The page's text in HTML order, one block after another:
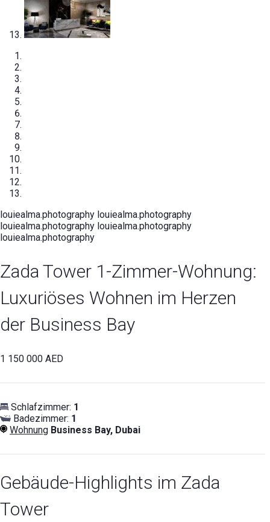
louiealma.photography louiealma.photography
louiealma.photography louiealma.photography
louiealma.photography
Zada Tower 1-Zimmer-Wohnung:
Luxuriöses Wohnen im Herzen
der Business Bay
1 150 000 AED
Schlafzimmer: 1
Badezimmer: 1
Wohnung Business Bay, Dubai
Gebäude-Highlights im Zada
Tower